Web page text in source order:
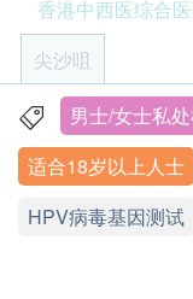
除了爱滋病外，
影响深远。如您
感染的孕妇，有
母体传染给胎儿
本计划包括多项
体DNA、生殖支
菌DNA、滴虫
DNA 及 疱疹病
1个工作天致
客户必须于预
以确认身份。
验身过程由
如由注册西医
健康检查计划
健康检查计划
(由确认付款
香港中西医综合
尖沙咀
香港九龙尖沙咀堪
A2 出口)
男士/女士私
适合18岁以上人士
HPV病毒基因测试